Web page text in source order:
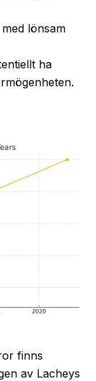
lönsam
ha
finns
av Lacheys